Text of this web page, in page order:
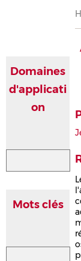
Domaines
d'applicati
on
Mots clés